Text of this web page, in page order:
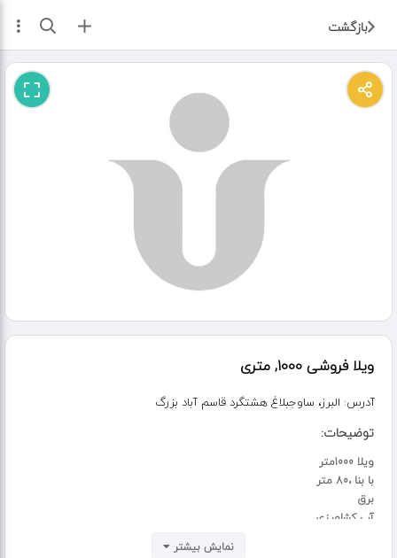
بازگشت ثبت آگهی
ویلا فروشی 1000, متری
آدرس: البرز، ساوجبلاغ هشتگرد قاسم آباد بزرگ
توضیحات:
ویلا 1000متر
با بنا ،80 متر
برق
آب کشاورزی
نمایش بیشتر